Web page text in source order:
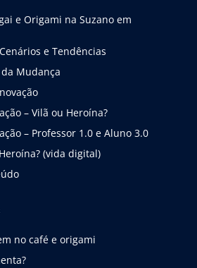
e Origami na Suzano em
e Tendências
Mudança
– Vilã ou Heroína?
– Professor 1.0 e Aluno 3.0
(vida digital)
no café e origami